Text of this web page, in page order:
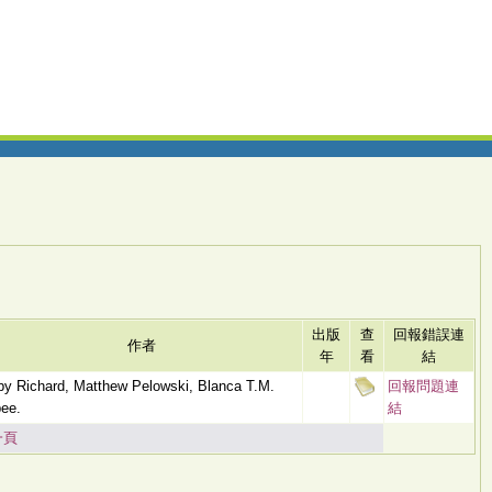
作者
出版
年
查
看
回報錯誤連
結
Richard, Matthew Pelowski, Blanca T.M.
回報問題連
結
頁